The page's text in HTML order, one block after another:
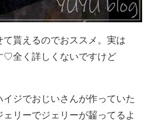
貰えるのでおススメ。実は
♡全く詳しくないですけど
ジでおじいさんが作っていた
リーでジェリーが齧ってるよ